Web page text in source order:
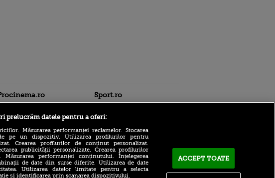
zburător, cel mai
Sport.ro
Adrian Iencsi i-a făcut
profilul lui Alexandru
Stoian de la FCSB: ”Acum
prelucrăm datele pentru a oferi:
Măsurarea performanței reclamelor. Stocarea
pe un dispozitiv. Utilizarea profilurilor pentru
Crearea profilurilor de conținut personalizat.
publicității personalizate. Crearea profilurilor
Măsurarea performanței conținutului. Înțelegerea
de date din surse diferite. Utilizarea de date
Utilizarea datelor limitate pentru a selecta
și identificarea prin scanarea dispozitivului.
ACCEPT TOATE